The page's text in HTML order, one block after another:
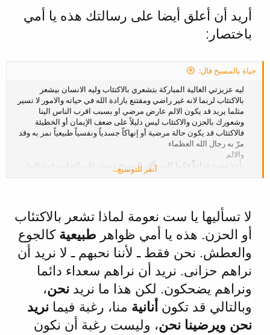
أريد أن أعلق أيضا على رسالتك هذه يا أمي
باختصار:
حياة بالمسيح قال:
ليه عزيزتي الغالية المباركة بتشعري بالاكتئاب وليه الانسان بيشعر
بالاكتئاب لربما لانه غير راضي ومقتنع بارادة الله في حياته والامور لا تسير
مثلما يريد قد يكون الالم عارض مرضي او بسبب اقرب الناس الينا​
وشعورك بالحزن والاكتئاب ليس دليلاً على ضعف الإيمان أو الخطيئة
فالاكتئاب قد يكون حالة مرضية أو إنهاكاً جسدياً ونفسياً طبيعياً نمر به وقد
مرّ به رجال الله العظماء​
والالم​
يأخذ معنىً فدائياًً فكما كانت آلام المسيح وموته على الصليب قمة البذل
والحب كذلك احتمالنا للألم بصبر هو اشتراك في "شركة آلامه"​
فيا اختي العزيزة لا تكرهي الالم ولا ترفضيه وتحاولي اصلاحه بل حبي المك
وقدميه ذبيحة وعربون حبك وشكرك وامتنانك للرب يسوع فان اقتنعت كل
الاقتناع والرضى بارادة الله في حياتك وبتشكري الله على حالك وعلى ما
تملكيه وان سلمت نفسك وحياتك في ايد ربنا وتتركيه يتولى زمام الامور
وان فعلت هذه الاشياء الثلاثة لن تشعري بالاكتئاب مطلقاً مع تحياتي
ومحبتي​
أنقر للتوسيع...
لا تسأليها يا ست نعومة لماذا تشعر بالاكتئاب
أو الحزن. هذه يا أمي ظواهر طبيعية كالجوع
والعطش. نحن فقط ـ لأننا نحبهم ـ لا نريد أن
نراهم حزانى. نريد أن نراهم سعداء دائما
ونراهم يضحكون. لكن هذا ما نريد نحن،
وبالتالي قد تكون أنانية منا، رغبة فيما نريد
نحن ويرضينا نحن، وليست رغبة أن نكون